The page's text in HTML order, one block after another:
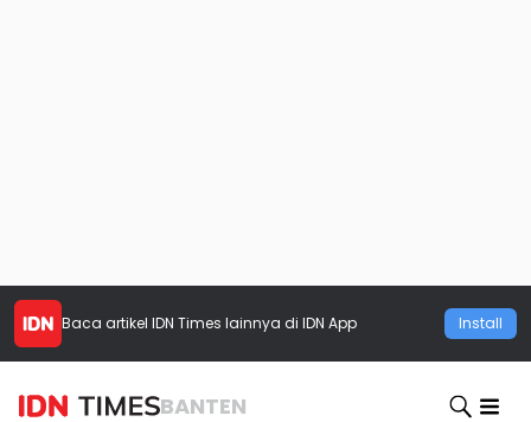
Baca artikel IDN Times lainnya di IDN App Install
BANTEN